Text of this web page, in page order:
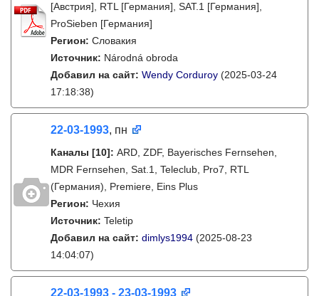
[Австрия], RTL [Германия], SAT.1 [Германия],
ProSieben [Германия]
Регион: Словакия
Источник: Národná obroda
Добавил на сайт: Wendy Corduroy (2025-03-24
17:18:38)
22-03-1993, пн
Каналы [10]: ARD, ZDF, Bayerisches Fernsehen,
MDR Fernsehen, Sat.1, Teleclub, Pro7, RTL
(Германия), Premiere, Eins Plus
Регион: Чехия
Источник: Teletip
Добавил на сайт: dimlys1994 (2025-08-23
14:04:07)
22-03-1993 - 23-03-1993